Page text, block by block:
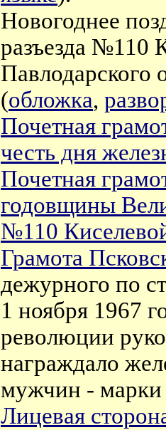
Новогоднее
разъезда №110
Павлодарского
(обложка,
Почетная
честь дня
Почетная
годовщины
№110
Грамота
дежурного по
1 ноября 1967
революции
награждало
мужчин -
Лицевая